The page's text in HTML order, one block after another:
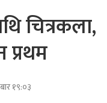
चित्रकला,
१९:०३